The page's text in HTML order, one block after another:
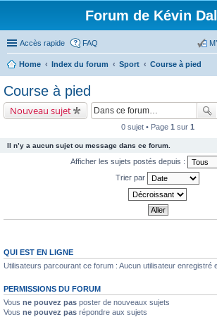
Forum de Kévin
Accès rapide FAQ
Home Index du forum Sport
Course à pied
Course à pied
Nouveau sujet
0 sujet • Page 1 sur 1
Il n’y a aucun sujet ou message dans ce forum.
Afficher les sujets postés depuis :
Trier par
QUI EST EN LIGNE
Utilisateurs parcourant ce forum : Aucun utilisateur enregistré
PERMISSIONS DU FORUM
Vous ne pouvez pas poster de nouveaux sujets
Vous ne pouvez pas répondre aux sujets